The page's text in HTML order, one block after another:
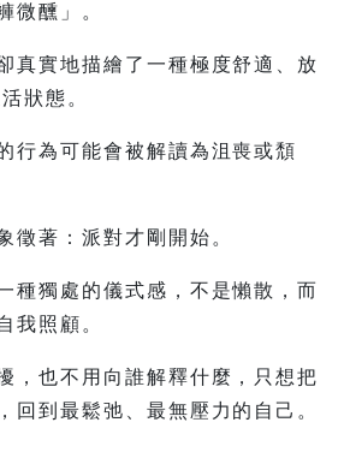
醺」。
真實地描繪了一種極度舒適、放
狀態。
行為可能會被解讀為沮喪或頹
徵著：派對才剛開始。
種獨處的儀式感，不是懶散，而
我照顧。
，也不用向誰解釋什麼，只想把
回到最鬆弛、最無壓力的自己。